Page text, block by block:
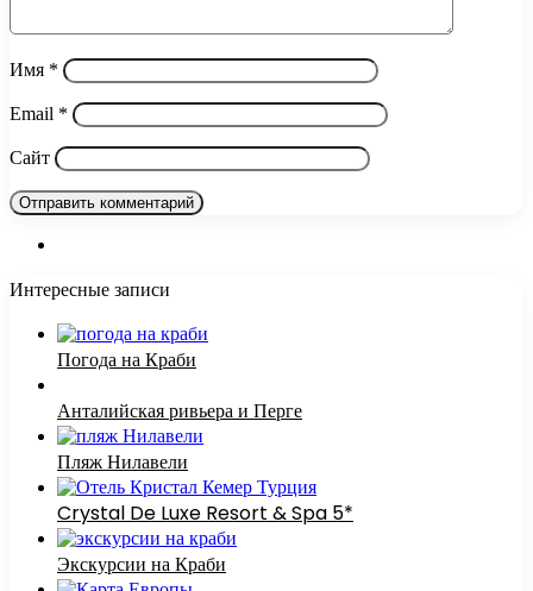
Имя *
Email *
Сайт
Интересные записи
Погода на Краби
Анталийская ривьера и Перге
Пляж Нилавели
Crystal De Luxe Resort & Spa 5*
Экскурсии на Краби